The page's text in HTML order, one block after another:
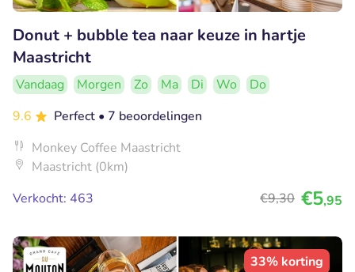
Donut + bubble tea naar keuze in hartje
Maastricht
Vandaag Morgen Zo Ma Di Wo
Do
9.6
Perfect • 7 beoordelingen
Monkey Coffee Maastricht
Maastricht (0km)
Verkocht: 463
€9,30 €5,95
33% korting